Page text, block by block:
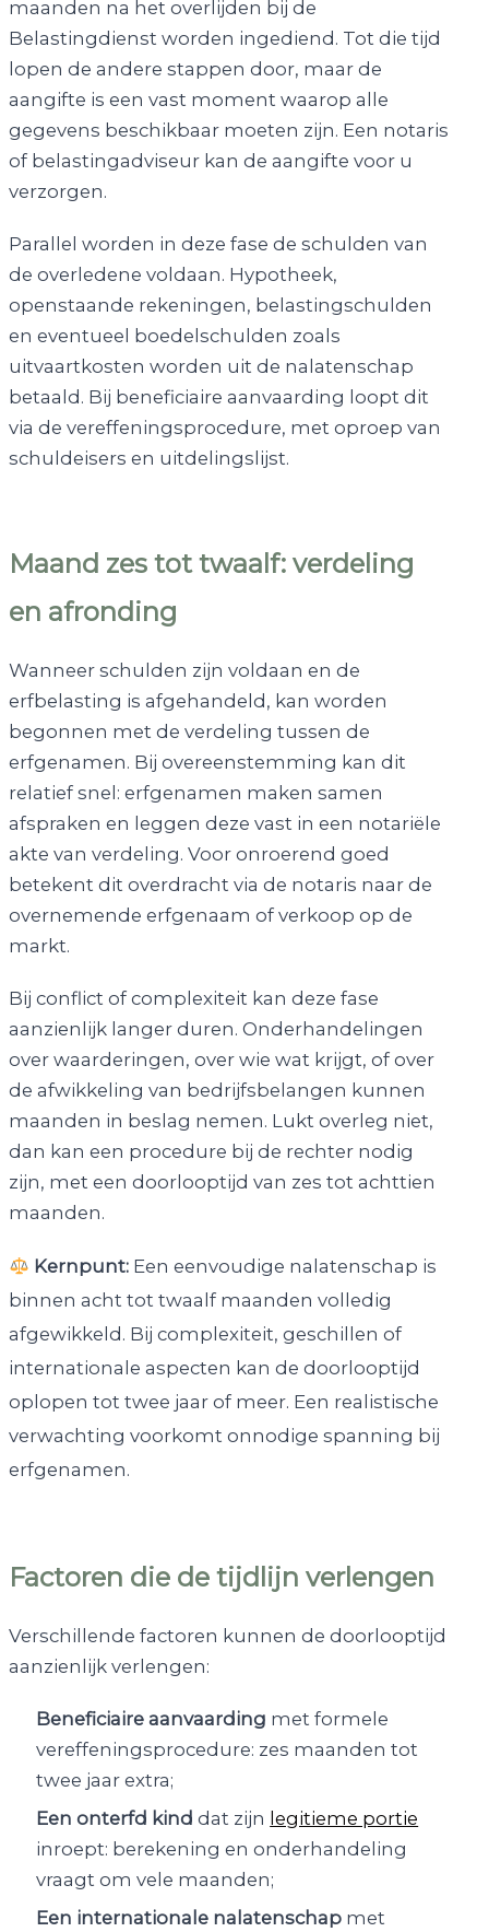
maanden na het overlijden bij de
Belastingdienst worden ingediend. Tot die tijd
lopen de andere stappen door, maar de
aangifte is een vast moment waarop alle
gegevens beschikbaar moeten zijn. Een notaris
of belastingadviseur kan de aangifte voor u
verzorgen.
Parallel worden in deze fase de schulden van
de overledene voldaan. Hypotheek,
openstaande rekeningen, belastingschulden
en eventueel boedelschulden zoals
uitvaartkosten worden uit de nalatenschap
betaald. Bij beneficiaire aanvaarding loopt dit
via de vereffeningsprocedure, met oproep van
schuldeisers en uitdelingslijst.
Maand zes tot twaalf: verdeling
en afronding
Wanneer schulden zijn voldaan en de
erfbelasting is afgehandeld, kan worden
begonnen met de verdeling tussen de
erfgenamen. Bij overeenstemming kan dit
relatief snel: erfgenamen maken samen
afspraken en leggen deze vast in een notariële
akte van verdeling. Voor onroerend goed
betekent dit overdracht via de notaris naar de
overnemende erfgenaam of verkoop op de
markt.
Bij conflict of complexiteit kan deze fase
aanzienlijk langer duren. Onderhandelingen
over waarderingen, over wie wat krijgt, of over
de afwikkeling van bedrijfsbelangen kunnen
maanden in beslag nemen. Lukt overleg niet,
dan kan een procedure bij de rechter nodig
zijn, met een doorlooptijd van zes tot achttien
maanden.
Kernpunt: Een eenvoudige nalatenschap is
binnen acht tot twaalf maanden volledig
afgewikkeld. Bij complexiteit, geschillen of
internationale aspecten kan de doorlooptijd
oplopen tot twee jaar of meer. Een realistische
verwachting voorkomt onnodige spanning bij
erfgenamen.
Factoren die de tijdlijn verlengen
Verschillende factoren kunnen de doorlooptijd
aanzienlijk verlengen:
Beneficiaire aanvaarding met formele
vereffeningsprocedure: zes maanden tot
twee jaar extra;
Een onterfd kind dat zijn legitieme portie
inroept: berekening en onderhandeling
vraagt om vele maanden;
Een internationale nalatenschap met